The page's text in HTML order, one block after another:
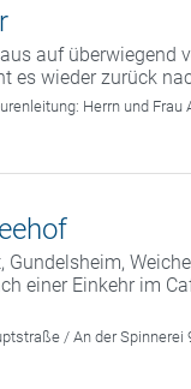
auf überwiegend
es wieder zurück
Herrn und Frau
einer Einkehr im
/ An der Spinnerei